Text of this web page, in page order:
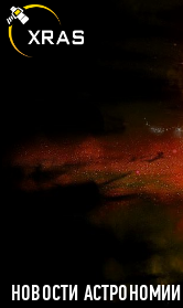
НОВОСТИ АСТРОНОМИИ